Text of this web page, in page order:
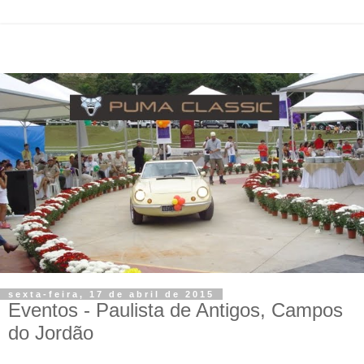
sexta-feira, 17 de abril de 2015
Eventos - Paulista de Antigos, Campos
do Jordão